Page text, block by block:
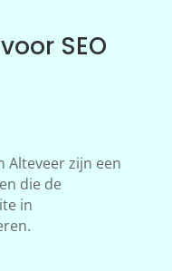
SEO
Alteveer zijn een
die de
in